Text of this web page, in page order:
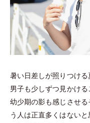
暑い日差しが照りつけ
男子も少しずつ見かけ
幼少期の影も感じさせ
う人は正直多くはない